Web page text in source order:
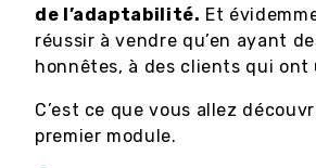
de l’adaptabilité. Et
réussir à vendre qu’en ayant
honnêtes, à des clients qui ont
C’est ce que vous allez
premier module.